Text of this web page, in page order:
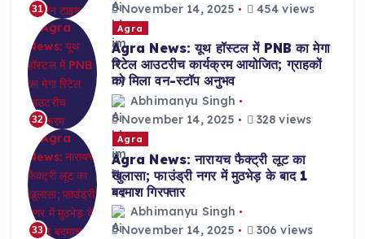
31
November 14, 2025
454 views
32
Agra
Agra News: यूथ हॉस्टल में PNB का मेगा
रिटेल आउटरीच कार्यक्रम आयोजित; ग्राहकों
को मिला वन-स्टॉप अनुभव
Abhimanyu Singh
November 14, 2025
328 views
33
Agra
Agra News: नारायच फैक्ट्री लूट का
खुलासा; फाउंड्री नगर में मुठभेड़ के बाद 1
बदमाश गिरफ्तार
Abhimanyu Singh
November 14, 2025
306 views